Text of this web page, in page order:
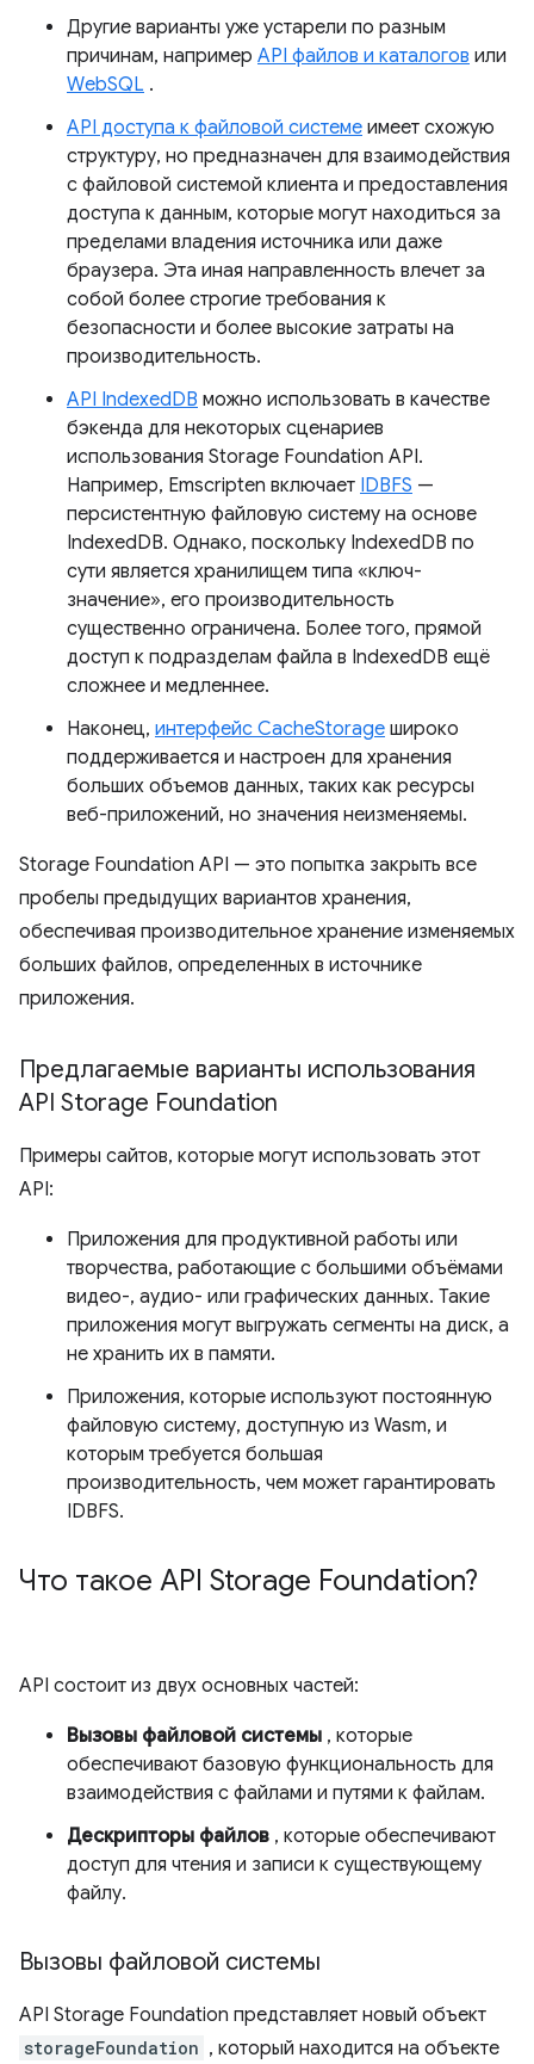
Другие варианты уже устарели по разным
причинам, например API файлов и каталогов или
WebSQL .
API доступа к файловой системе имеет схожую
структуру, но предназначен для взаимодействия
с файловой системой клиента и предоставления
доступа к данным, которые могут находиться за
пределами владения источника или даже
браузера. Эта иная направленность влечет за
собой более строгие требования к
безопасности и более высокие затраты на
производительность.
API IndexedDB можно использовать в качестве
бэкенда для некоторых сценариев
использования Storage Foundation API.
Например, Emscripten включает IDBFS —
персистентную файловую систему на основе
IndexedDB. Однако, поскольку IndexedDB по
сути является хранилищем типа «ключ-
значение», его производительность
существенно ограничена. Более того, прямой
доступ к подразделам файла в IndexedDB ещё
сложнее и медленнее.
Наконец, интерфейс CacheStorage широко
поддерживается и настроен для хранения
больших объемов данных, таких как ресурсы
веб-приложений, но значения неизменяемы.
Storage Foundation API — это попытка закрыть все
пробелы предыдущих вариантов хранения,
обеспечивая производительное хранение изменяемых
больших файлов, определенных в источнике
приложения.
Предлагаемые варианты использования
API Storage Foundation
Примеры сайтов, которые могут использовать этот
API:
Приложения для продуктивной работы или
творчества, работающие с большими объёмами
видео-, аудио- или графических данных. Такие
приложения могут выгружать сегменты на диск, а
не хранить их в памяти.
Приложения, которые используют постоянную
файловую систему, доступную из Wasm, и
которым требуется большая
производительность, чем может гарантировать
IDBFS.
Что такое API Storage Foundation?
API состоит из двух основных частей:
Вызовы файловой системы , которые
обеспечивают базовую функциональность для
взаимодействия с файлами и путями к файлам.
Дескрипторы файлов , которые обеспечивают
доступ для чтения и записи к существующему
файлу.
Вызовы файловой системы
API Storage Foundation представляет новый объект
storageFoundation , который находится на объекте